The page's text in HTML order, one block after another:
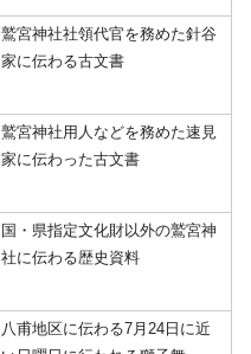
鷲宮神社社領代官を務めた針谷
家に伝わる古文書
鷲宮神社用人などを務めた速見
家に伝わった古文書
国・県指定文化財以外の鷲宮神
社に伝わる歴史資料
八甫地区に伝わる7月24日に近